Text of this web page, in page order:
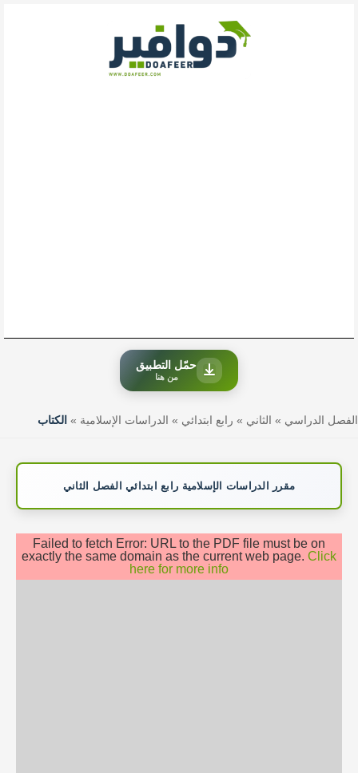
حمّل التطبيق
من هنا
الفصل الدراسي » الثاني » رابع ابتدائي » الدراسات الإسلامية » الكتاب
مقرر الدراسات الإسلامية رابع ابتدائي الفصل الثاني
Failed to fetch Error: URL to the PDF file must be on
exactly the same domain as the current web page. Click
here for more info